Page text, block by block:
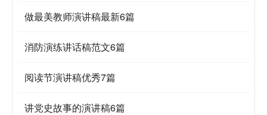
做最美教师演讲稿最新6篇
消防演练讲话稿范文6篇
阅读节演讲稿优秀7篇
讲党史故事的演讲稿6篇